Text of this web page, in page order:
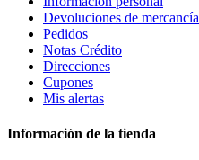
Devoluciones de mercancía
Pedidos
Notas Crédito
Direcciones
Cupones
Mis alertas
Información de la tienda